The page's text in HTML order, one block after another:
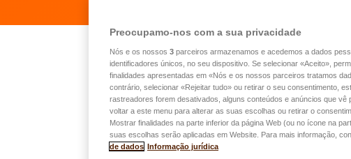
Quanto é que quer poupar?
O prémio mínimo é de 25 euros/mês e o
dedutível do imposto é de 4.500 euros.
Preocupamo-nos com a sua privacidade
Nós e os nossos 3 parceiros armazenamos e acedemos a dados
identificadores únicos, no seu dispositivo. Se selecionar «Aceito»,
finalidades apresentadas em «Nós e os nossos parceiros tratamos
contrário, selecionar «Rejeitar tudo» ou retirar o seu consentimento,
rastreadores forem desativados, alguns conteúdos e anúncios que
voltar a este menu para alterar as suas escolhas ou retirar o
Mostrar finalidades na parte inferior da página Web (ou no ícone na
suas escolhas serão aplicadas em Website. Para mais informação,
de dados Informação jurídica